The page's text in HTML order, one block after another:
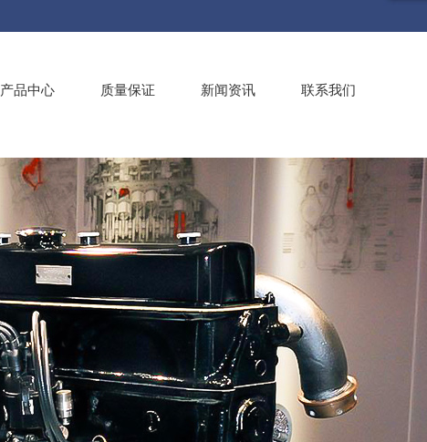
产品中心 质量保证 新闻资讯 联系我们